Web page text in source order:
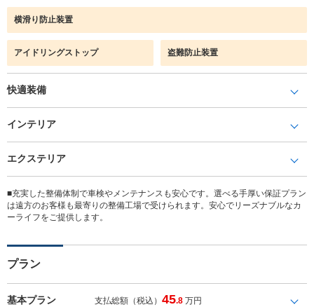
横滑り防止装置
アイドリングストップ 盗難防止装置
快適装備
インテリア
エクステリア
■充実した整備体制で車検やメンテナンスも安心です。選べる手厚い保証プラン
は遠方のお客様も最寄りの整備工場で受けられます。安心でリーズナブルなカ
ーライフをご提供します。
プラン
基本プラン 支払総額（税込）45.8 万円